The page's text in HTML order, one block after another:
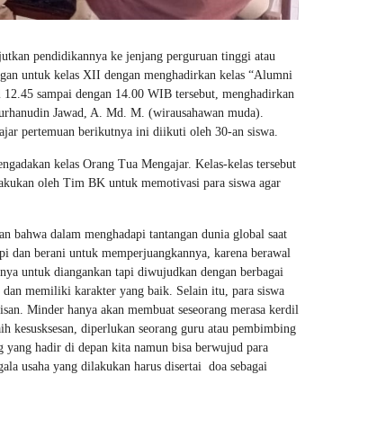
pendidikannya ke jenjang perguruan tinggi atau
untuk kelas XII dengan menghadirkan kelas “Alumni
sampai dengan 14.00 WIB tersebut, menghadirkan
Jawad, A. Md. M. (wirausahawan muda).
pertemuan berikutnya ini diikuti oleh 30-an siswa.
kelas Orang Tua Mengajar. Kelas-kelas tersebut
oleh Tim BK untuk memotivasi para siswa agar
dalam menghadapi tantangan dunia global saat
berani untuk memperjuangkannya, karena berawal
untuk diangankan tapi diwujudkan dengan berbagai
memiliki karakter yang baik. Selain itu, para siswa
Minder hanya akan membuat seseorang merasa kerdil
kesusksesan, diperlukan seorang guru atau pembimbing
yang hadir di depan kita namun bisa berwujud para
usaha yang dilakukan harus disertai doa sebagai